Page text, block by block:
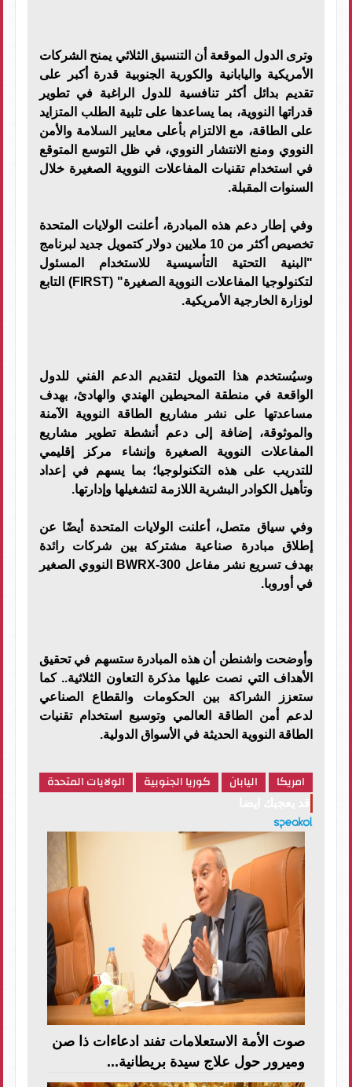
وترى الدول الموقعة أن التنسيق الثلاثي يمنح الشركات
الأمريكية واليابانية والكورية الجنوبية قدرة أكبر على
تقديم بدائل أكثر تنافسية للدول الراغبة في تطوير
قدراتها النووية، بما يساعدها على تلبية الطلب المتزايد
على الطاقة، مع الالتزام بأعلى معايير السلامة والأمن
النووي ومنع الانتشار النووي، في ظل التوسع المتوقع
في استخدام تقنيات المفاعلات النووية الصغيرة خلال
السنوات المقبلة.
وفي إطار دعم هذه المبادرة، أعلنت الولايات المتحدة
تخصيص أكثر من 10 ملايين دولار كتمويل جديد لبرنامج
"البنية التحتية التأسيسية للاستخدام المسئول
لتكنولوجيا المفاعلات النووية الصغيرة" (FIRST) التابع
لوزارة الخارجية الأمريكية.
وسيُستخدم هذا التمويل لتقديم الدعم الفني للدول
الواقعة في منطقة المحيطين الهندي والهادئ، بهدف
مساعدتها على نشر مشاريع الطاقة النووية الآمنة
والموثوقة، إضافة إلى دعم أنشطة تطوير مشاريع
المفاعلات النووية الصغيرة وإنشاء مركز إقليمي
للتدريب على هذه التكنولوجيا؛ بما يسهم في إعداد
وتأهيل الكوادر البشرية اللازمة لتشغيلها وإدارتها.
وفي سياق متصل، أعلنت الولايات المتحدة أيضًا عن
إطلاق مبادرة صناعية مشتركة بين شركات رائدة
بهدف تسريع نشر مفاعل BWRX-300 النووي الصغير
في أوروبا.
وأوضحت واشنطن أن هذه المبادرة ستسهم في تحقيق
الأهداف التي نصت عليها مذكرة التعاون الثلاثية.. كما
ستعزز الشراكة بين الحكومات والقطاع الصناعي
لدعم أمن الطاقة العالمي وتوسيع استخدام تقنيات
الطاقة النووية الحديثة في الأسواق الدولية.
امريكا اليابان كوريا الجنوبية الولايات المتحدة
صوت الأمة الاستعلامات تفند ادعاءات ذا صن
وميرور حول علاج سيدة بريطانية...